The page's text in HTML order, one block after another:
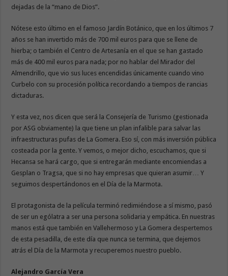
dejadas de la “mano de Dios”.
Nótese esto último en el famoso Jardín Botánico, que en los últimos 7
años se han invertido más de 700 mil euros para que se llene de
hierba; o también el Centro de Artesanía en el que se han gastado
más de 400 mil euros para nada; por no hablar del Mirador del
Almendrillo, que vio sus luces encendidas únicamente cuando vino
Curbelo con su procesión política recordando a tiempos de rancias
dictaduras.
Y esta vez, nos dicen que será la Consejería de Turismo (gestionada
por ASG obviamente) la que tiene un plan infalible para salvar las
infraestructuras pufas de La Gomera. Eso sí, con más inversión pública
costeada por la gente. Y vemos, o mejor dicho, escuchamos, que si
Hecansa se hará cargo, que si entregarán mediante encomiendas a
Gesplan o Tragsa, que si no hay empresas que quieran asumir… Y
seguimos despertándonos en el Día de la Marmota.
El protagonista de la película terminó redimiéndose a sí mismo, pasó
de ser un ególatra a ser una persona solidaria y empática. En nuestras
manos está que también en Vallehermoso y La Gomera despertemos
de esta pesadilla, de este día que nunca se termina, que dejemos
atrás el Día de la Marmota y recuperemos nuestro pueblo.
Alejandro García Vera